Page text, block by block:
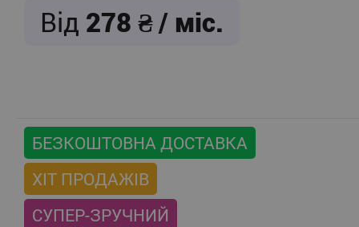
Від 278 / міс.
БЕЗКОШТОВНА ДОСТАВКА
ХІТ ПРОДАЖІВ
СУПЕР-ЗРУЧНИЙ